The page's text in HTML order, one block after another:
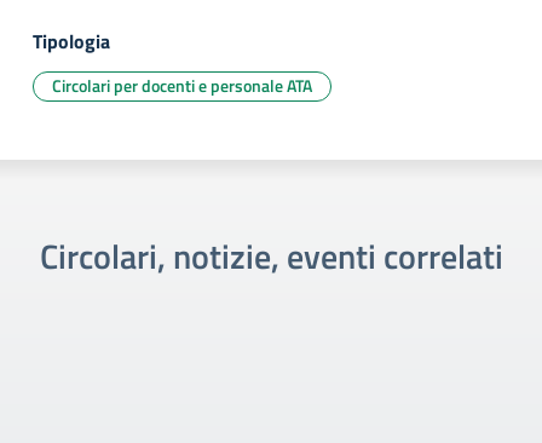
Tipologia
Circolari per docenti e personale ATA
Circolari, notizie, eventi correlati